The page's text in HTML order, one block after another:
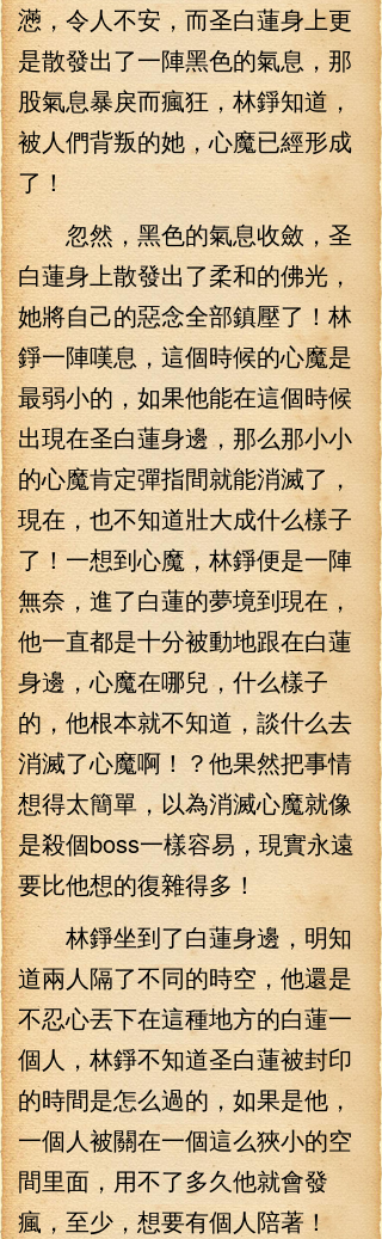
懣，令人不安，而圣白蓮身上更
是散發出了一陣黑色的氣息，那
股氣息暴戾而瘋狂，林錚知道，
被人們背叛的她，心魔已經形成
了！
忽然，黑色的氣息收斂，圣
白蓮身上散發出了柔和的佛光，
她將自己的惡念全部鎮壓了！林
錚一陣嘆息，這個時候的心魔是
最弱小的，如果他能在這個時候
出現在圣白蓮身邊，那么那小小
的心魔肯定彈指間就能消滅了，
現在，也不知道壯大成什么樣子
了！一想到心魔，林錚便是一陣
無奈，進了白蓮的夢境到現在，
他一直都是十分被動地跟在白蓮
身邊，心魔在哪兒，什么樣子
的，他根本就不知道，談什么去
消滅了心魔啊！？他果然把事情
想得太簡單，以為消滅心魔就像
是殺個boss一樣容易，現實永遠
要比他想的復雜得多！
林錚坐到了白蓮身邊，明知
道兩人隔了不同的時空，他還是
不忍心丟下在這種地方的白蓮一
個人，林錚不知道圣白蓮被封印
的時間是怎么過的，如果是他，
一個人被關在一個這么狹小的空
間里面，用不了多久他就會發
瘋，至少，想要有個人陪著！